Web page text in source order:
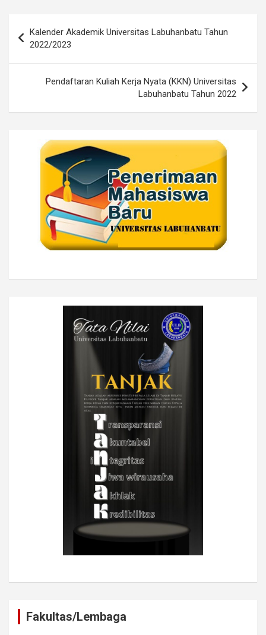
navigation
Kalender Akademik Universitas Labuhanbatu Tahun
2022/2023
Pendaftaran Kuliah Kerja Nyata (KKN) Universitas
Labuhanbatu Tahun 2022
Fakultas/Lembaga